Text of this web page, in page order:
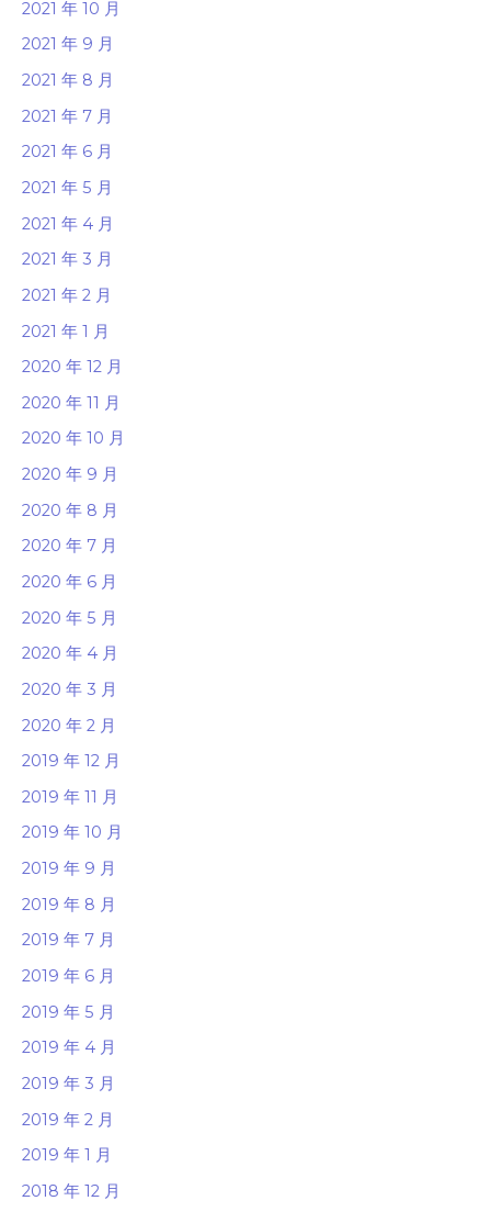
2021 年 10 月
2021 年 9 月
2021 年 8 月
2021 年 7 月
2021 年 6 月
2021 年 5 月
2021 年 4 月
2021 年 3 月
2021 年 2 月
2021 年 1 月
2020 年 12 月
2020 年 11 月
2020 年 10 月
2020 年 9 月
2020 年 8 月
2020 年 7 月
2020 年 6 月
2020 年 5 月
2020 年 4 月
2020 年 3 月
2020 年 2 月
2019 年 12 月
2019 年 11 月
2019 年 10 月
2019 年 9 月
2019 年 8 月
2019 年 7 月
2019 年 6 月
2019 年 5 月
2019 年 4 月
2019 年 3 月
2019 年 2 月
2019 年 1 月
2018 年 12 月